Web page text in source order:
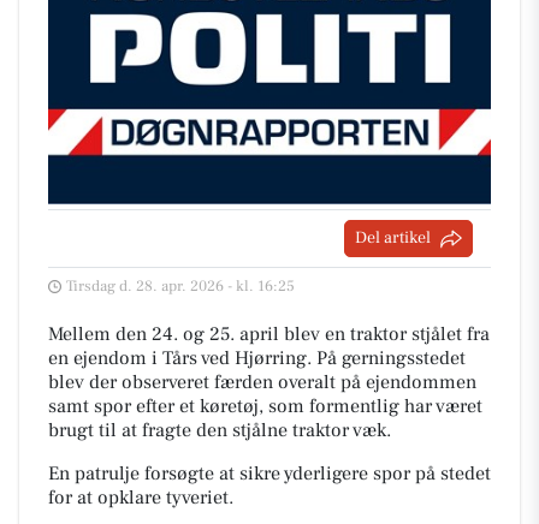
Del artikel
Tirsdag d. 28. apr. 2026 - kl. 16:25
Mellem den 24. og 25. april blev en traktor stjålet fra
en ejendom i Tårs ved Hjørring. På gerningsstedet
blev der observeret færden overalt på ejendommen
samt spor efter et køretøj, som formentlig har været
brugt til at fragte den stjålne traktor væk.
En patrulje forsøgte at sikre yderligere spor på stedet
for at opklare tyveriet.